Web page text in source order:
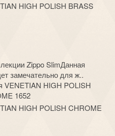
HIGH POLISH BRASS
Zippo SlimДанная
замечательно для ж..
HIGH POLISH CHROME